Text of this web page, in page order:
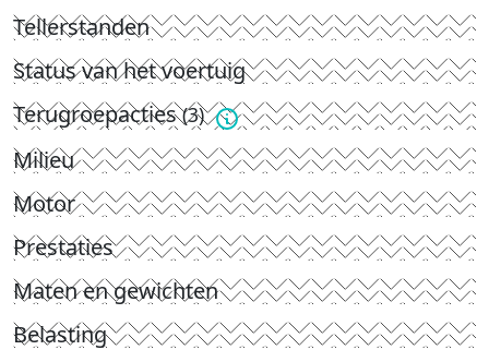
Tellerstanden
Status van het voertuig
Terugroepacties(3)
Milieu
Motor
Prestaties
Maten en gewichten
Belasting